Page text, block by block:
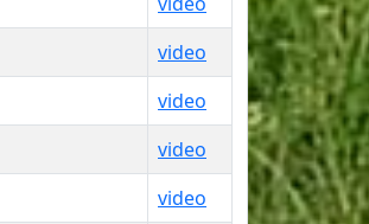
video
video
video
video